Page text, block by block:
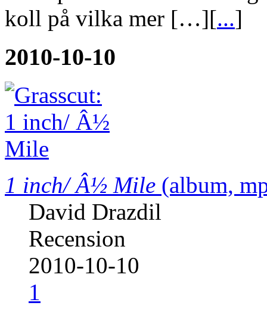
koll på vilka mer […][...]
2010-10-10
1 inch/ Â½ Mile (album,
David Drazdil
Recension
2010-10-10
1